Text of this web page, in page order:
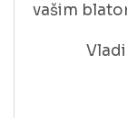
vašim